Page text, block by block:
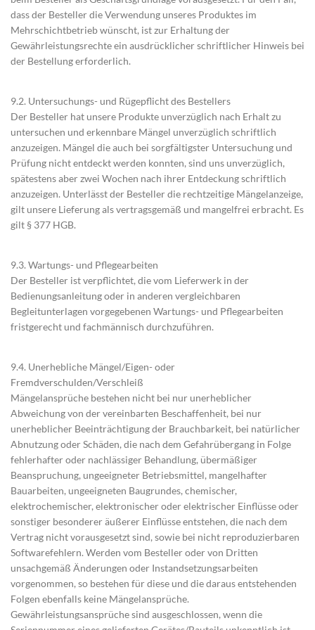
dass der Besteller die Verwendung unseres Produktes im
Mehrschichtbetrieb wünscht, ist zur Erhaltung der
Gewährleistungsrechte ein ausdrücklicher schriftlicher Hinweis bei
der Bestellung erforderlich.
9.2. Untersuchungs- und Rügepflicht des Bestellers
Der Besteller hat unsere Produkte unverzüglich nach Erhalt zu
untersuchen und erkennbare Mängel unverzüglich schriftlich
anzuzeigen. Mängel die auch bei sorgfältigster Untersuchung und
Prüfung nicht entdeckt werden konnten, sind uns unverzüglich,
spätestens aber zwei Wochen nach ihrer Entdeckung schriftlich
anzuzeigen. Unterlässt der Besteller die rechtzeitige Mängelanzeige,
gilt unsere Lieferung als vertragsgemäß und mangelfrei erbracht. Es
gilt § 377 HGB.
9.3. Wartungs- und Pflegearbeiten
Der Besteller ist verpflichtet, die vom Lieferwerk in der
Bedienungsanleitung oder in anderen vergleichbaren
Begleitunterlagen vorgegebenen Wartungs- und Pflegearbeiten
fristgerecht und fachmännisch durchzuführen.
9.4. Unerhebliche Mängel/Eigen- oder
Fremdverschulden/Verschleiß
Mängelansprüche bestehen nicht bei nur unerheblicher
Abweichung von der vereinbarten Beschaffenheit, bei nur
unerheblicher Beeinträchtigung der Brauchbarkeit, bei natürlicher
Abnutzung oder Schäden, die nach dem Gefahrübergang in Folge
fehlerhafter oder nachlässiger Behandlung, übermäßiger
Beanspruchung, ungeeigneter Betriebsmittel, mangelhafter
Bauarbeiten, ungeeigneten Baugrundes, chemischer,
elektrochemischer, elektronischer oder elektrischer Einflüsse oder
sonstiger besonderer äußerer Einflüsse entstehen, die nach dem
Vertrag nicht vorausgesetzt sind, sowie bei nicht reproduzierbaren
Softwarefehlern. Werden vom Besteller oder von Dritten
unsachgemäß Änderungen oder Instandsetzungsarbeiten
vorgenommen, so bestehen für diese und die daraus entstehenden
Folgen ebenfalls keine Mängelansprüche.
Gewährleistungsansprüche sind ausgeschlossen, wenn die